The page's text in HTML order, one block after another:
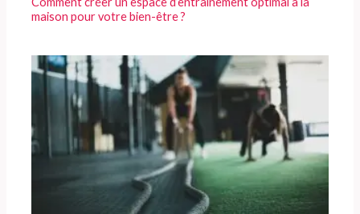
maison pour votre bien-être ?